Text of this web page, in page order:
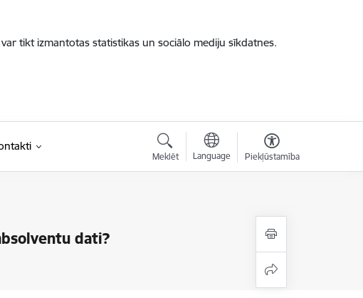
tikt izmantotas statistikas un sociālo mediju sīkdatnes.
Meklēt Language Piekļūstamība
dati?